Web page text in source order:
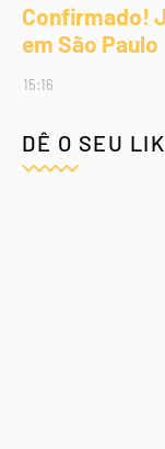
Confirmado!
em São Paulo
15:16
DÊ O SEU